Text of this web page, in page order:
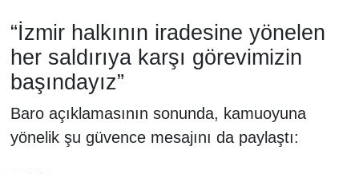
“İzmir halkının iradesine yönelen
her saldırıya karşı görevimizin
başındayız”
Baro açıklamasının sonunda, kamuoyuna
yönelik şu güvence mesajını da paylaştı: